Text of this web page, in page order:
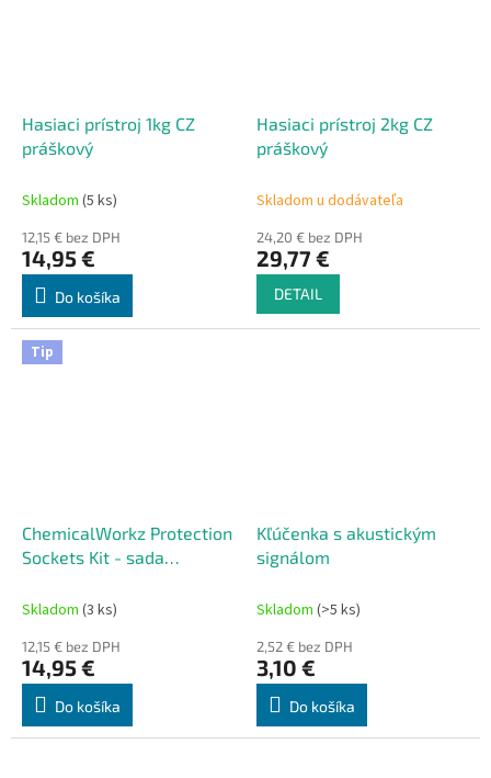
Hasiaci prístroj 1kg CZ
práškový
Skladom (5 ks)
12,15 € bez DPH
14,95 €
Do košíka
Hasiaci prístroj 2kg CZ
práškový
Skladom u dodávateľa
24,20 € bez DPH
29,77 €
DETAIL
Tip
ChemicalWorkz Protection
Sockets Kit - sada
kolesá
Skladom (3 ks)
12,15 € bez DPH
14,95 €
Do košíka
Kľúčenka s akustickým
signálom
Skladom (>5 ks)
2,52 € bez DPH
3,10 €
Do košíka